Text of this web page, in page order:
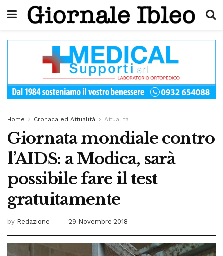
Home Cronaca ed Attualità Attualità
Giornata mondiale contro
l’AIDS: a Modica, sarà
possibile fare il test
gratuitamente
by Redazione 29 Novembre 2018